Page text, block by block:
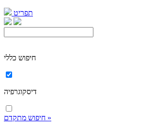
תפריט
חיפוש כללי
חיפוש מתקדם »